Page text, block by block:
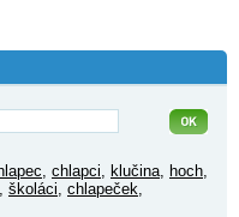
chlapci klučina hoch
školáci chlapeček